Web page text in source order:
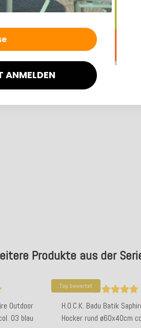
Produkte aus der
Outdoor
03 blau
Top bewertet
H.O.C.K. Badu Batik
Hocker rund ø60x40cm
ANMELDEN